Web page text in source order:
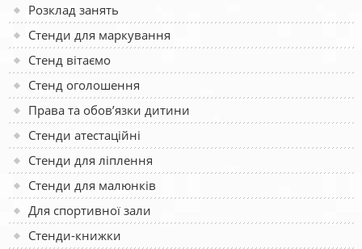
Розклад занять
Стенди для маркування
Стенд вітаємо
Стенд оголошення
Права та обов’язки дитини
Стенди атестаційні
Стенди для ліплення
Стенди для малюнків
Для спортивної зали
Стенди-книжки